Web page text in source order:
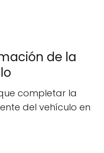
de la
completar la
del vehículo en